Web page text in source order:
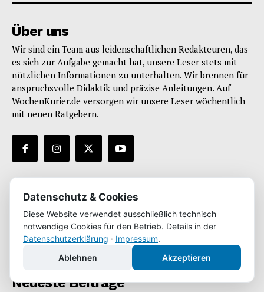
Über uns
Wir sind ein Team aus leidenschaftlichen Redakteuren, das
es sich zur Aufgabe gemacht hat, unsere Leser stets mit
nützlichen Informationen zu unterhalten. Wir brennen für
anspruchsvolle Didaktik und präzise Anleitungen. Auf
WochenKurier.de versorgen wir unsere Leser wöchentlich
mit neuen Ratgebern.
Infos
Impressum
Datenschutz
Neueste Beiträge
Datenschutz & Cookies
Diese Website verwendet ausschließlich technisch
notwendige Cookies für den Betrieb. Details in der
Datenschutzerklärung · Impressum.
Ablehnen
Akzeptieren